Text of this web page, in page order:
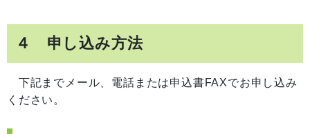
４ 申し込み方法
下記までメール、電話または申込書FAXでお申し込み
ください。